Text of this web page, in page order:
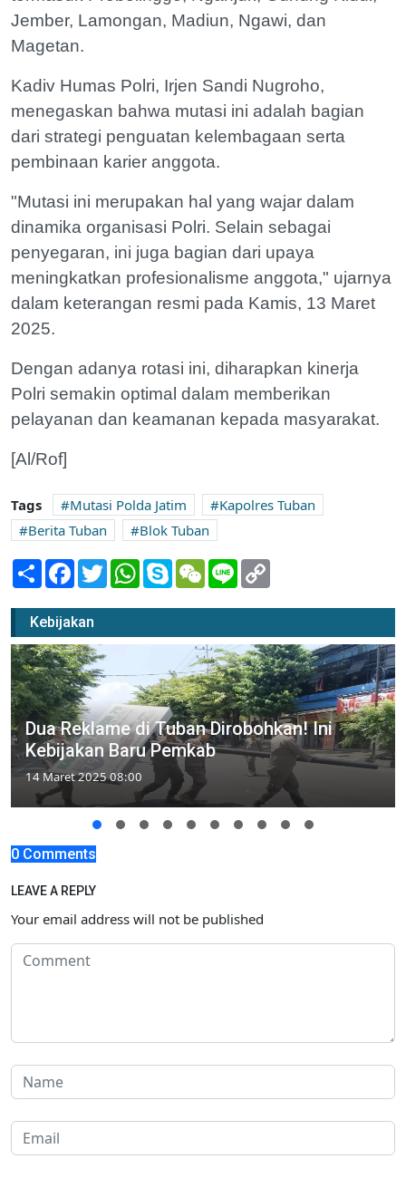
Jember, Lamongan, Madiun, Ngawi, dan
Magetan.
Kadiv Humas Polri, Irjen Sandi Nugroho,
menegaskan bahwa mutasi ini adalah bagian
dari strategi penguatan kelembagaan serta
pembinaan karier anggota.
"Mutasi ini merupakan hal yang wajar dalam
dinamika organisasi Polri. Selain sebagai
penyegaran, ini juga bagian dari upaya
meningkatkan profesionalisme anggota," ujarnya
dalam keterangan resmi pada Kamis, 13 Maret
2025.
Dengan adanya rotasi ini, diharapkan kinerja
Polri semakin optimal dalam memberikan
pelayanan dan keamanan kepada masyarakat.
[Al/Rof]
Tags Mutasi Polda Jatim
Kapolres Tuban
Berita Tuban
Blok Tuban
Share Facebook
TwitterWhatsApp
SkypeWeChatLine
Kebijakan
Dua Reklame di Tuban Dirobohkan! Ini
Kebijakan Baru Pemkab
14 Maret 2025 08:00
0 Comments
LEAVE A REPLY
Your email address will not be published